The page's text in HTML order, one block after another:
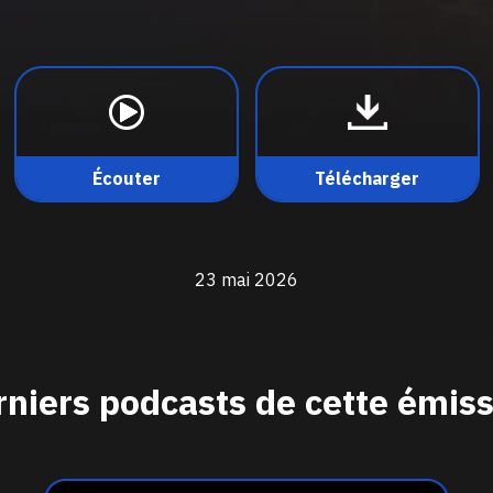
Écouter Télécharger
23 mai 2026
podcasts de cette